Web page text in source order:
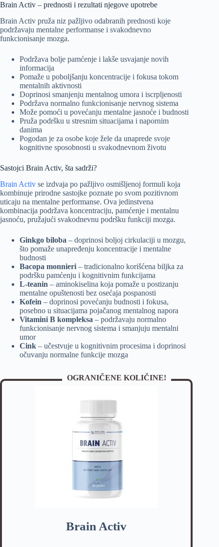
Brain Activ – prednosti i rezultati njegove upotrebe
Brain Activ pruža niz pažljivo odabranih prednosti koje
podržavaju mentalne performanse i svakodnevno
funkcionisanje mozga.
Podržava bolje pamćenje i lakše usvajanje novih
informacija
Pomaže u poboljšanju koncentracije i fokusa tokom
mentalnih aktivnosti
Doprinosi smanjenju mentalnog umora i iscrpljenosti
Podržava normalno funkcionisanje nervnog sistema
Može pomoći u povećanju mentalne jasnoće i budnosti
Pruža podršku u stresnim situacijama i napornim
danima
Pogodan je za osobe koje žele da unaprede svoje
kognitivne sposobnosti u svakodnevnom životu
Sastojci Brain Activ, šta sadrži?
Brain Activ se izdvaja po pažljivo osmišljenoj formuli koja
kombinuje prirodne sastojke poznate po svom pozitivnom
uticaju na mentalne performanse. Ova jedinstvena
kombinacija podržava koncentraciju, pamćenje i mentalnu
jasnoću, pružajući svakodnevnu podršku funkciji mozga.
Ginkgo biloba – doprinosi boljoj cirkulaciji u mozgu,
što pomaže unapređenju koncentracije i mentalne
budnosti
Bacopa monnieri – tradicionalno korišćena biljka za
podršku pamćenju i kognitivnim funkcijama
L-teanin – aminokiselina koja pomaže u postizanju
mentalne opuštenosti bez osećaja pospanosti
Kofein – doprinosi povećanju budnosti i fokusa,
posebno u situacijama pojačanog mentalnog napora
Vitamini B kompleksa – podržavaju normalno
funkcionisanje nervnog sistema i smanjuju mentalni
umor
Cink – učestvuje u kognitivnim procesima i doprinosi
očuvanju normalne funkcije mozga
OGRANIČENE KOLIČINE!
Brain Activ